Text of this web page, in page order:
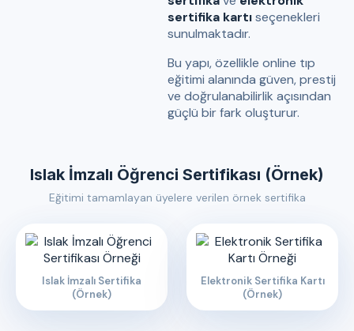
sertifika kartıseçenekleri
sunulmaktadır.
Bu yapı, özellikle online tıp
eğitimi alanında güven, prestij
ve doğrulanabilirlik açısından
güçlü bir fark oluşturur.
Islak İmzalı Öğrenci Sertifikası (Örnek)
Eğitimi tamamlayan üyelere verilen örnek sertifika
Islak İmzalı Sertifika
(Örnek)
Elektronik Sertifika Kartı
(Örnek)